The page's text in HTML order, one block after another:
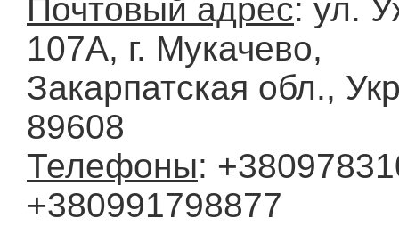
Почтовый адрес: ул.
107А, г. Мукачево,
Закарпатская обл.,
89608
Телефоны:
+380991798877